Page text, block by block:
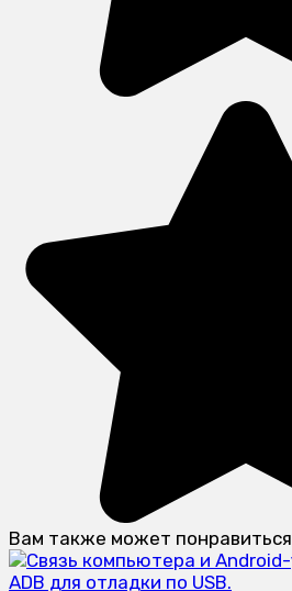
Вам также может понравиться